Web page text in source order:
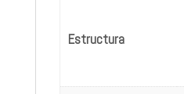
Estructura